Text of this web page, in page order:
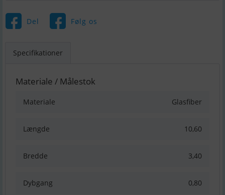
Del Følg os
Specifikationer
Materiale / Målestok
Materiale Glasfiber
Længde 10,60
Bredde 3,40
Dybgang 0,80